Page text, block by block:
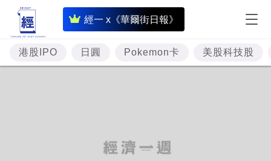
經一 x《華爾街日報》
即
時
財
經
港股IPO 日圓 Pokemon卡 美股科技股